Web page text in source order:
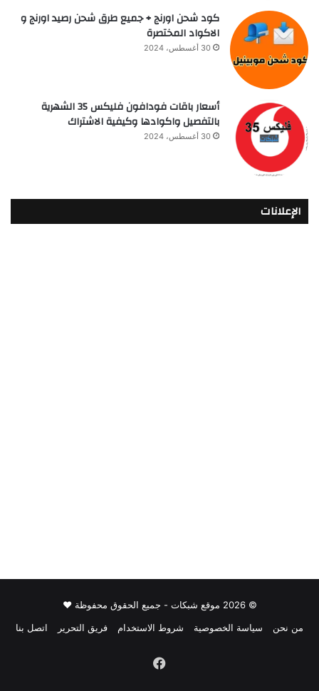
كود شحن اورنج + جميع طرق شحن رصيد اورنج و
الاكواد المختصرة
30 أغسطس، 2024
أسعار باقات فودافون فلیکس 35 الشهرية
بالتفصيل واكوادها وكيفية الاشتراك
30 أغسطس، 2024
الإعلانات
© 2026 موقع شبكات - جميع الحقوق محفوظة ♥
من نحن
سياسة الخصوصية شروط الاستخدام فريق التحرير اتصل بنا
فيسبوك